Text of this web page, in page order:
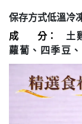
保存方式低溫冷
成
分：
土
蘿蔔、四季豆